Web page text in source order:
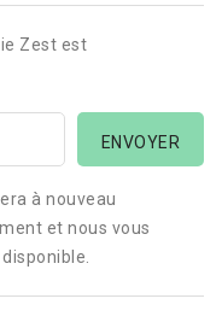
Zest est
à nouveau
et nous vous